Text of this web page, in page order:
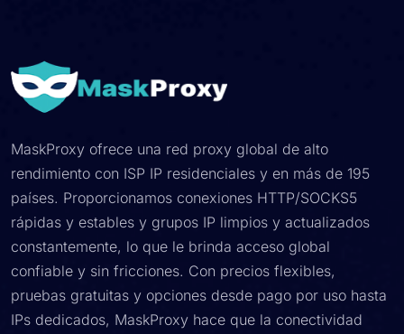
MaskProxy ofrece una red proxy global de alto
rendimiento con ISP IP residenciales y en más de 195
países. Proporcionamos conexiones HTTP/SOCKS5
rápidas y estables y grupos IP limpios y actualizados
constantemente, lo que le brinda acceso global
confiable y sin fricciones. Con precios flexibles,
pruebas gratuitas y opciones desde pago por uso hasta
IPs dedicados, MaskProxy hace que la conectividad